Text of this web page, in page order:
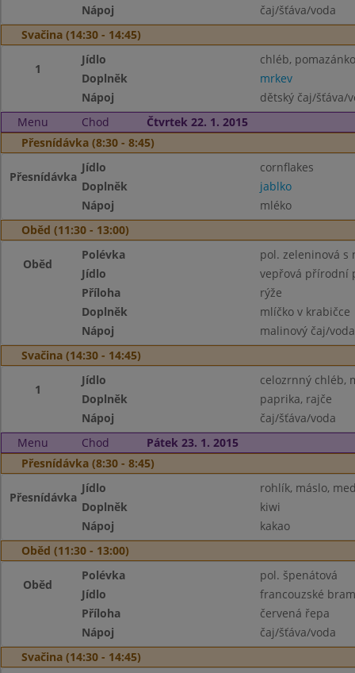
Nápoj
čaj/šťáva/voda
Svačina (14:30 - 14:45)
1
Jídlo
chléb,
Doplněk
mrkev
Nápoj
dětský čaj/šťáva/
Menu
Chod
Čtvrtek 22. 1. 2015
Přesnídávka (8:30 - 8:45)
Přesnídávka
Jídlo
cornflakes
Doplněk
jablko
Nápoj
mléko
Oběd (11:30 - 13:00)
Oběd
Polévka
pol. zeleninová s
Jídlo
vepřová přírodní
Příloha
rýže
Doplněk
mlíčko v krabičce
Nápoj
malinový čaj/voda
Svačina (14:30 - 14:45)
1
Jídlo
celozrnný chléb,
Doplněk
paprika, rajče
Nápoj
čaj/šťáva/voda
Menu
Chod
Pátek 23. 1. 2015
Přesnídávka (8:30 - 8:45)
Přesnídávka
Jídlo
rohlík, máslo,
Doplněk
kiwi
Nápoj
kakao
Oběd (11:30 - 13:00)
Oběd
Polévka
pol. špenátová
Jídlo
francouzské
Příloha
červená řepa
Nápoj
čaj/šťáva/voda
Svačina (14:30 - 14:45)